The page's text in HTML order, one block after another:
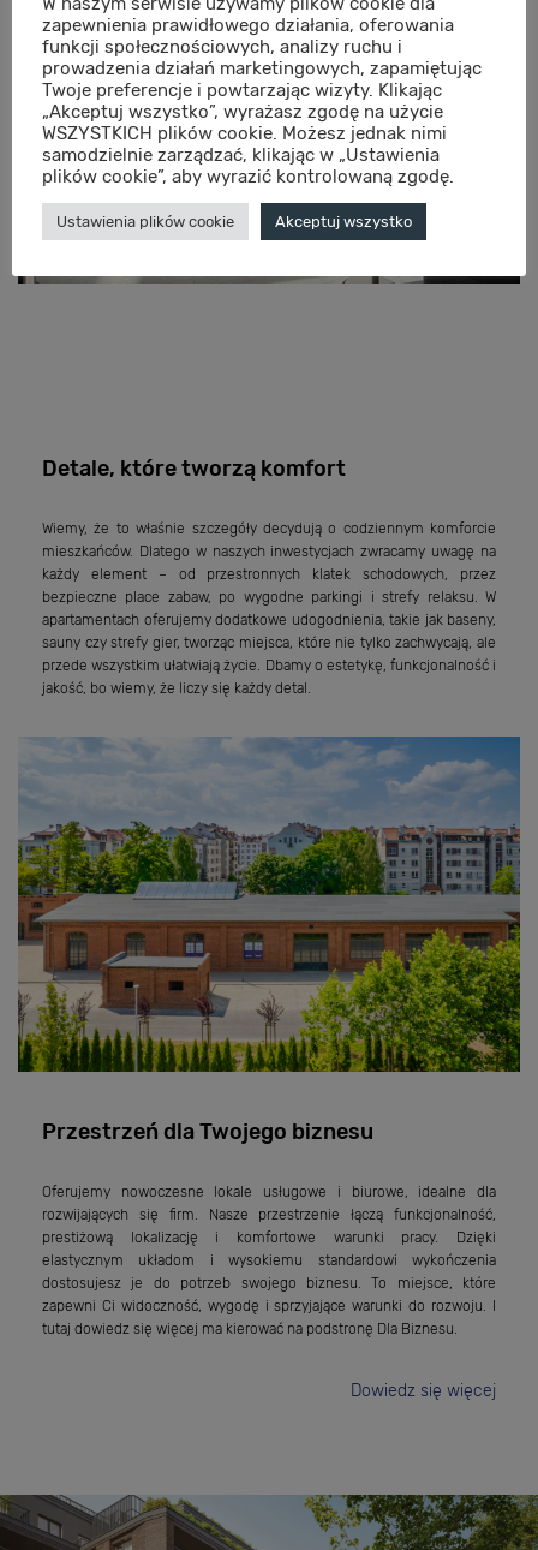
Detale, które tworzą komfort
Wiemy, że to właśnie szczegóły decydują o codziennym komforcie
mieszkańców. Dlatego w naszych inwestycjach zwracamy uwagę na
każdy element – od przestronnych klatek schodowych, przez
bezpieczne place zabaw, po wygodne parkingi i strefy relaksu. W
apartamentach oferujemy dodatkowe udogodnienia, takie jak baseny,
sauny czy strefy gier, tworząc miejsca, które nie tylko zachwycają, ale
przede wszystkim ułatwiają życie. Dbamy o estetykę, funkcjonalność i
jakość, bo wiemy, że liczy się każdy detal.
Przestrzeń dla Twojego biznesu
Oferujemy nowoczesne lokale usługowe i biurowe, idealne dla
rozwijających się firm. Nasze przestrzenie łączą funkcjonalność,
prestiżową lokalizację i komfortowe warunki pracy. Dzięki
elastycznym układom i wysokiemu standardowi wykończenia
dostosujesz je do potrzeb swojego biznesu. To miejsce, które
zapewni Ci widoczność, wygodę i sprzyjające warunki do rozwoju. I
tutaj dowiedz się więcej ma kierować na podstronę Dla Biznesu.
Dowiedz się więcej
zapewnienia prawidłowego działania, oferowania
funkcji społecznościowych, analizy ruchu i
prowadzenia działań marketingowych, zapamiętując
Twoje preferencje i powtarzając wizyty. Klikając
„Akceptuj wszystko”, wyrażasz zgodę na użycie
WSZYSTKICH plików cookie. Możesz jednak nimi
samodzielnie zarządzać, klikając w „Ustawienia
plików cookie”, aby wyrazić kontrolowaną zgodę.
Ustawienia plików cookie Akceptuj wszystko